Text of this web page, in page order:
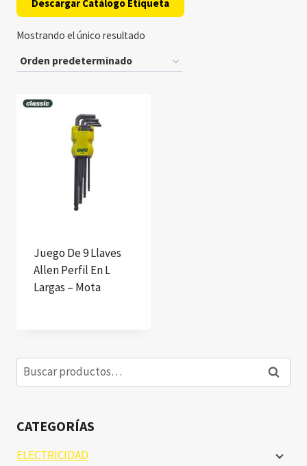
Descargar Catálogo Etiqueta
Mostrando el único resultado
Juego De 9 Llaves
Allen Perfil En L
Largas – Mota
Buscar
por:
Buscar
CATEGORÍAS
ELECTRICIDAD